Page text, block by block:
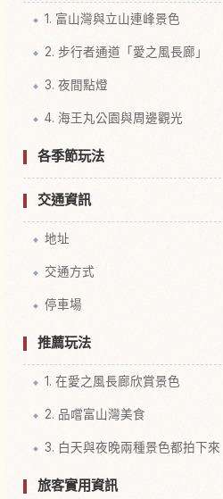
1. 富山灣與立山連峰景色
2. 步行者通道「愛之風長廊」
3. 夜間點燈
4. 海王丸公園與周邊觀光
各季節玩法
交通資訊
地址
交通方式
停車場
推薦玩法
1. 在愛之風長廊欣賞景色
2. 品嚐富山灣美食
3. 白天與夜晚兩種景色都拍下來
旅客實用資訊